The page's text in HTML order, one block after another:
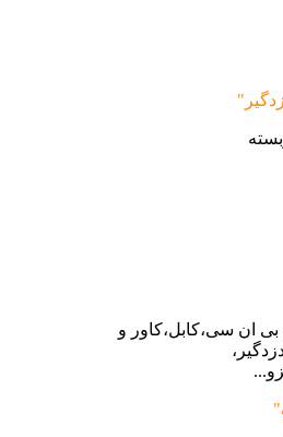
ان سی،کابل،کاور و